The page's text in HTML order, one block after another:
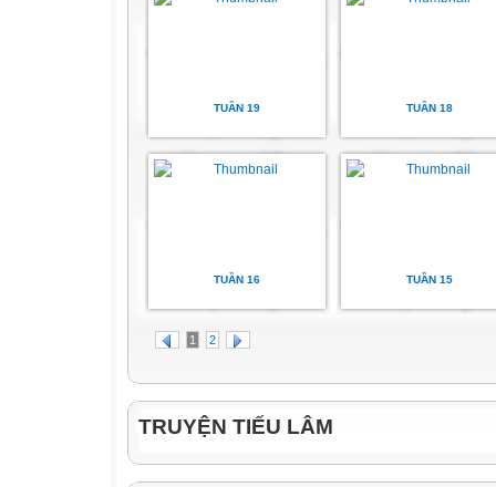
TUẦN 19 TUẦN 18
TUẦN 16 TUẦN 15
1 2
TRUYỆN TIẾU LÂM